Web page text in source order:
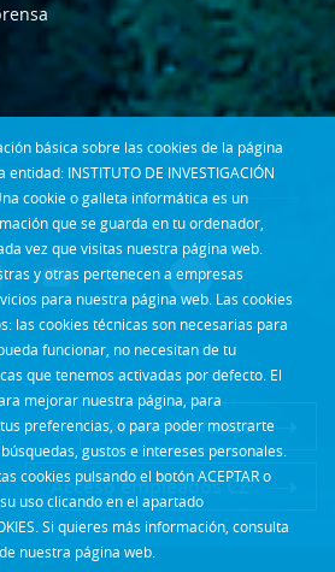
básica sobre las cookies de la página
INSTITUTO DE INVESTIGACIÓN
cookie o galleta informática es un
que se guarda en tu ordenador,
vez que visitas nuestra página web.
y otras pertenecen a empresas
para nuestra página web. Las cookies
las cookies técnicas son necesarias para
funcionar, no necesitan de tu
que tenemos activadas por defecto. El
mejorar nuestra página, para
preferencias, o para poder mostrarte
gustos e intereses personales.
cookies pulsando el botón ACEPTAR o
uso clicando en el apartado
Si quieres más información, consulta
de nuestra página web.
Acceso Intranet
Acceso empleados CZ